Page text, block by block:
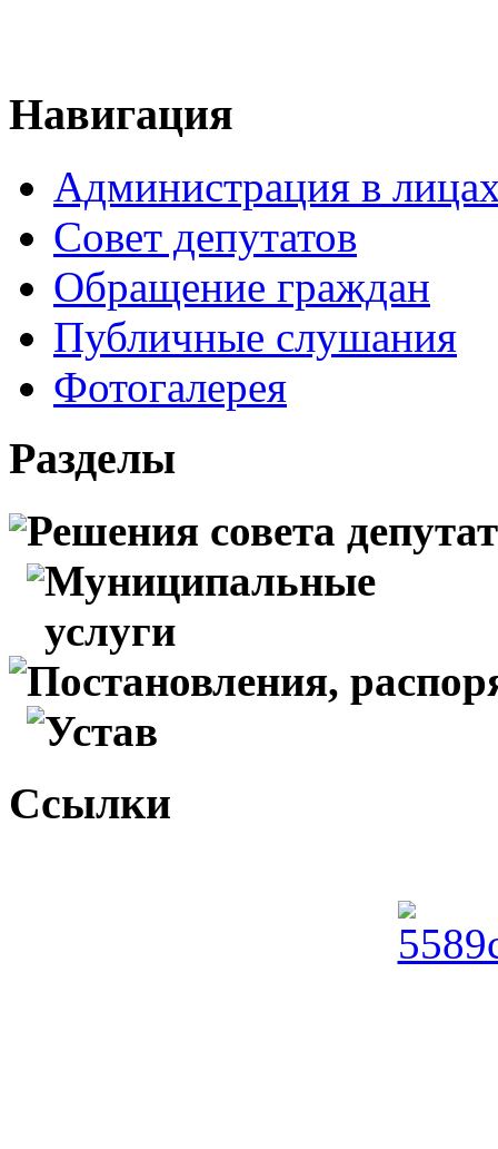
Навигация
Администрация в
Совет депутатов
Обращение граждан
Публичные слушания
Фотогалерея
Разделы
Решения совета
Муниципальные
услуги
Постановления,
Устав
Ссылки